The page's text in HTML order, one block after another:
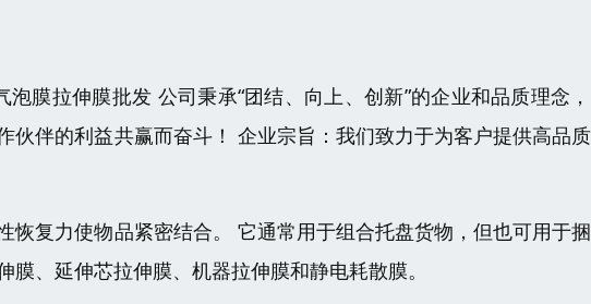
膜拉伸膜批发 公司秉承“团结、向上、创新”的企业和品质理念
伙伴的利益共赢而奋斗！ 企业宗旨：我们致力于为客户提供高品
恢复力使物品紧密结合。 它通常用于组合托盘货物，但也可用于
、延伸芯拉伸膜、机器拉伸膜和静电耗散膜。